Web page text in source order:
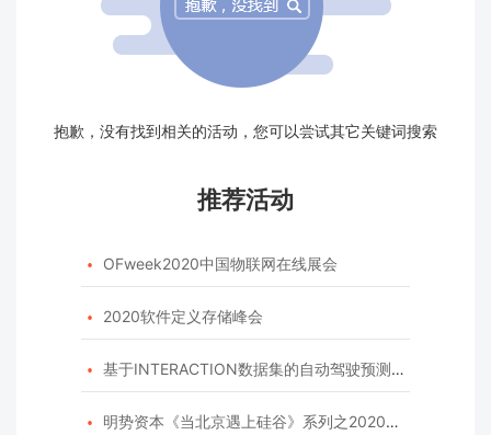
抱歉，没有找到相关的活动，您可以尝试其它关键词搜索
推荐活动
 OFweek2020中国物联网在线展会
 2020软件定义存储峰会
 基于INTERACTION数据集的自动驾驶预测模型挑战赛
 明势资本《当北京遇上硅谷》系列之2020年度开源峰会